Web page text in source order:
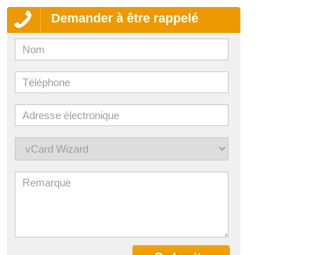
Demander à être rappelé